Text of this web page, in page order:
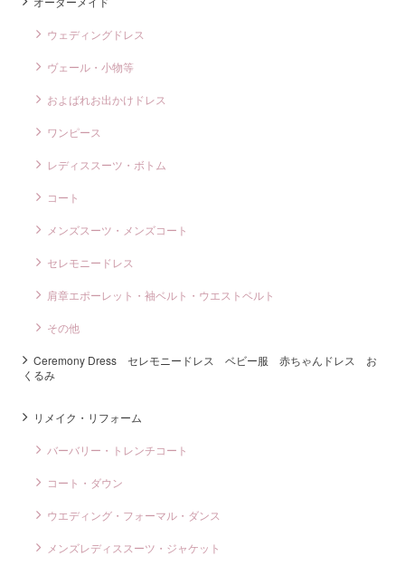
ウェディングドレス
ヴェール・小物等
およばれお出かけドレス
ワンピース
レディススーツ・ボトム
コート
メンズスーツ・メンズコート
セレモニードレス
肩章エポーレット・袖ベルト・ウエストベルト
その他
Ceremony Dress セレモニードレス ベビー服 赤ちゃんドレス お
くるみ
リメイク・リフォーム
バーバリー・トレンチコート
コート・ダウン
ウエディング・フォーマル・ダンス
メンズレディススーツ・ジャケット